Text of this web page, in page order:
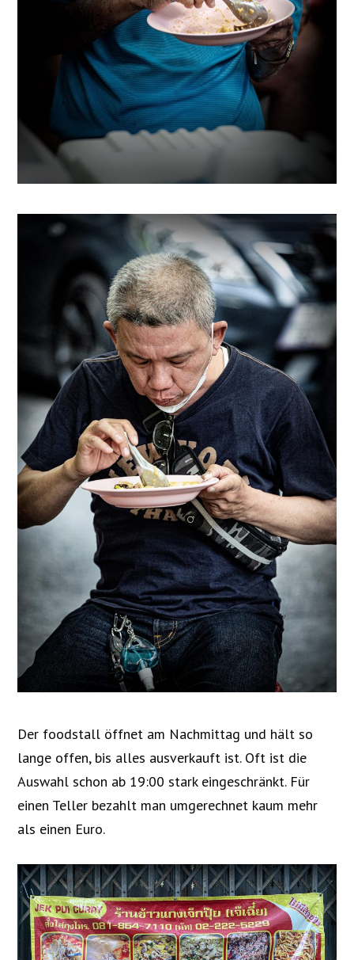
Der foodstall öffnet am Nachmittag und hält so
lange offen, bis alles ausverkauft ist. Oft ist die
Auswahl schon ab 19:00 stark eingeschränkt. Für
einen Teller bezahlt man umgerechnet kaum mehr
als einen Euro.